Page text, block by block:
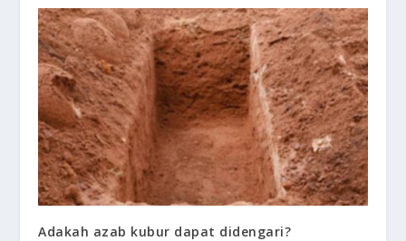
Adakah azab kubur dapat didengari?